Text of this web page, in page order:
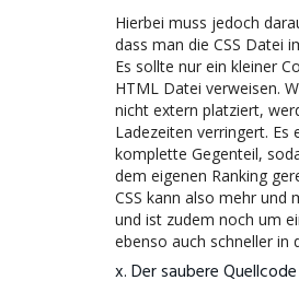
Hierbei muss jedoch
dass man die CSS Datei
Es sollte nur ein kleiner
HTML Datei verweisen.
nicht extern platziert,
Ladezeiten verringert. Es
komplette Gegenteil,
dem eigenen Ranking
CSS kann also mehr und
und ist zudem noch um
ebenso auch schneller in
x. Der saubere Quellcode